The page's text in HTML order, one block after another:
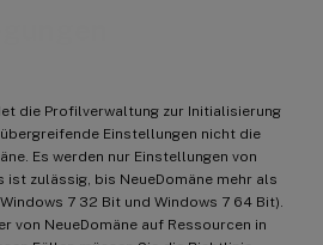
die Profilverwaltung zur Initialisierung
Einstellungen nicht die
Es werden nur Einstellungen von
ist zulässig, bis NeueDomäne mehr als
7 32 Bit und Windows 7 64 Bit).
von NeueDomäne auf Ressourcen in